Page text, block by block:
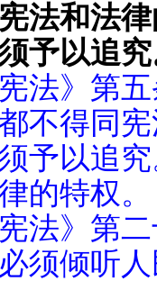
法和法
予以追
法》第
不得同
予以追
的特权。
法》第
须倾听